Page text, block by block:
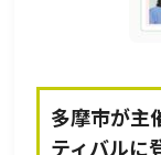
多摩市が主
ティバルに